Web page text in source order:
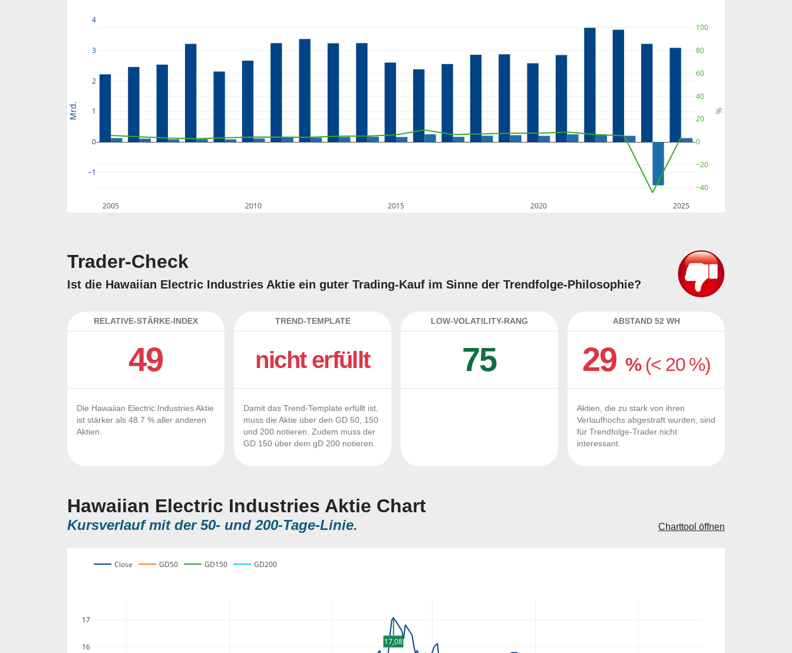
2005 2010 2015 2020 2025
−1
0
1
2
3
4
−40
−20
0
20
40
60
80
100
Mrd. %
Trader-Check
Ist die Hawaiian Electric Industries Aktie ein guter Trading-Kauf im Sinne der Trendfolge-Philosophie?
RELATIVE-STÄRKE-INDEX
49
Die Hawaiian Electric Industries Aktie
ist stärker als 48.7 % aller anderen
Aktien.
TREND-TEMPLATE
nicht erfüllt
Damit das Trend-Template erfüllt ist,
muss die Aktie über den GD 50, 150
und 200 notieren. Zudem muss der
GD 150 über dem gD 200 notieren.
LOW-VOLATILITY-RANG
75
ABSTAND 52 WH
29% (< 20 %)
Aktien, die zu stark von ihren
Verlaufhochs abgestraft wurden, sind
für Trendfolge-Trader nicht
interessant.
Hawaiian Electric Industries Aktie Chart
Kursverlauf mit der 50- und 200-Tage-Linie. Charttool öffnen
16
17
Close GD50 GD150 GD200
17,08